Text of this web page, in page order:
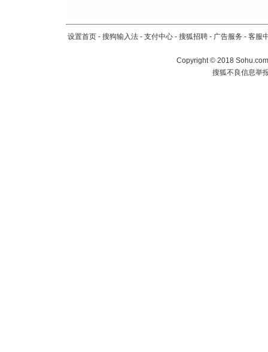
设置首页 - 搜狗输入法 - 支付中心 - 搜狐招聘 - 广告服务 - 客服
Copyright ©2018
搜狐不良信息举